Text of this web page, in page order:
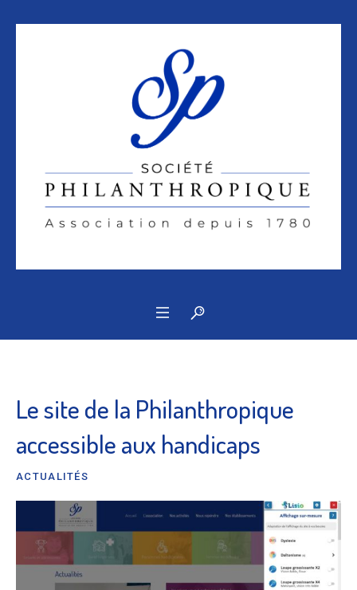
Le site de la Philanthropique
accessible aux handicaps
ACTUALITÉS